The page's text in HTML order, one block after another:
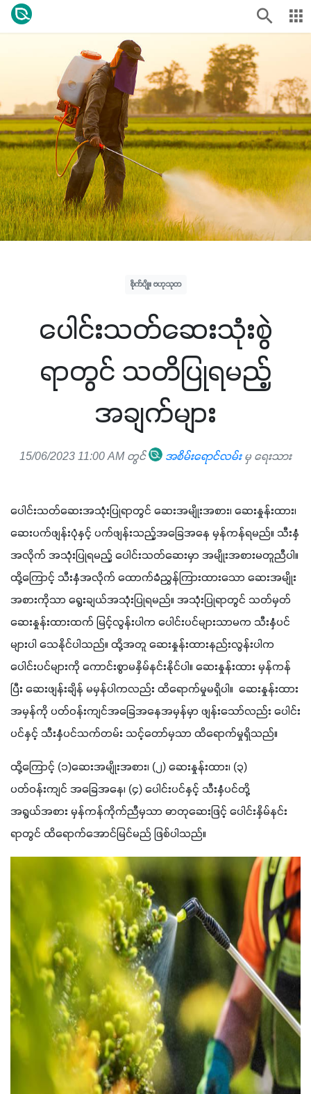
စိုက်ပျိုး ဗဟုသုတ
ပေါင်းသတ်ဆေးသုံးစွဲ
ရာတွင် သတိပြုရမည့်
အချက်များ
15/06/2023 11:00 AM တွင် အစိမ်းရောင်လမ်းမှ ရေးသား
ပေါင်းသတ်ဆေးအသုံးပြုရာတွင် ဆေးအမျိုးအစား၊ ဆေးနှုန်းထား၊
ဆေးပက်ဖျန်းပုံနှင့် ပက်ဖျန်းသည့်အခြေအနေ မှန်ကန်ရမည်။ သီးနှံ
အလိုက် အသုံးပြုရမည့် ပေါင်းသတ်ဆေးမှာ အမျိုးအစားမတူညီပါ။
ထို့ကြောင့် သီးနှံအလိုက် ထောက်ခံညွှန်ကြားထားသော ဆေးအမျိုး
အစားကိုသာ ရွေးချယ်အသုံးပြုရမည်။ အသုံးပြုရာတွင် သတ်မှတ်
ဆေးနှုန်းထားထက် မြင့်လွန်းပါက ပေါင်းပင်များသာမက သီးနှံပင်
များပါ သေနိုင်ပါသည်။ ထို့အတူ ဆေးနှုန်းထားနည်းလွန်းပါက
ပေါင်းပင်များကို ကောင်းစွာမနှိမ်နင်းနိုင်ပါ။ ဆေးနှုန်းထား မှန်ကန်
ပြီး ဆေးဖျန်းချိန် မမှန်ပါကလည်း ထိရောက်မှုမရှိပါ။  ဆေးနှုန်းထား
အမှန်ကို ပတ်ဝန်းကျင်အခြေအနေအမှန်မှာ ဖျန်းသော်လည်း ပေါင်း
ပင်နှင့် သီးနှံပင်သက်တမ်း သင့်တော်မှသာ ထိရောက်မှုရှိသည်။
ထို့ကြောင့် (၁)ဆေးအမျိုးအစား၊ (၂) ဆေးနှုန်းထား၊ (၃)
ပတ်ဝန်းကျင် အခြေအနေ၊ (၄) ပေါင်းပင်နှင့် သီးနှံပင်တို့
အရွယ်အစား မှန်ကန်ကိုက်ညီမှသာ ဓာတုဆေးဖြင့် ပေါင်းနှိမ်နင်း
ရာတွင် ထိရောက်အောင်မြင်မည် ဖြစ်ပါသည်။